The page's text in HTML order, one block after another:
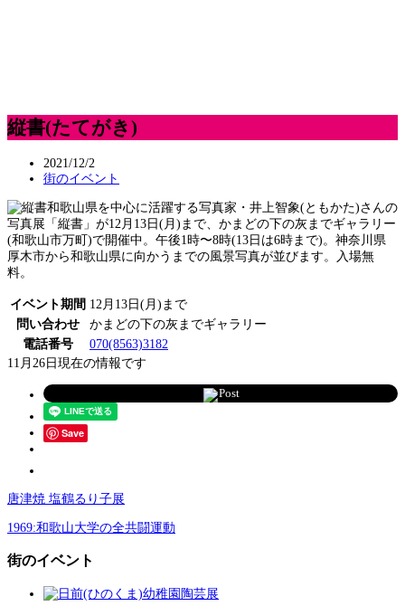
縦書(たてがき)
2021/12/2
街のイベント
和歌山県を中心に活躍する写真家・井上智象(ともかた)さんの
写真展「縦書」が12月13日(月)まで、かまどの下の灰までギャラリー
(和歌山市万町)で開催中。午後1時〜8時(13日は6時まで)。神奈川県
厚木市から和歌山県に向かうまでの風景写真が並びます。入場無
料。
イベント期間 12月13日(月)まで
問い合わせ
かまどの下の灰までギャラリー
電話番号
070(8563)3182
11月26日現在の情報です
Post
Save
唐津焼 塩鶴るり子展
1969:和歌山大学の全共闘運動
街のイベント